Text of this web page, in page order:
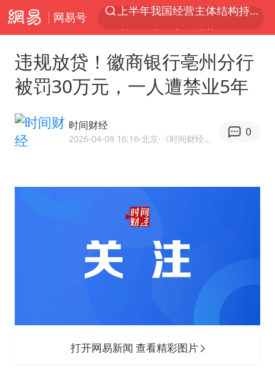
网易号
上海有出现龙卷潜势
白海豚10级风圈
《披荆斩棘2026》阵容官宣
上海暴雨红色预警
韩国检察官，“死”于2026
2025年小学教师减少13.19万
泰国：高度重视中国游客旅游体验
上海大部迎大暴雨
违规放贷！徽商银行亳州分行
被罚30万元，一人遭禁业5年
时间财经
2026-04-09 16:16·北京 ·《时间财经》官方网易号
0
打开网易新闻 查看精彩图片